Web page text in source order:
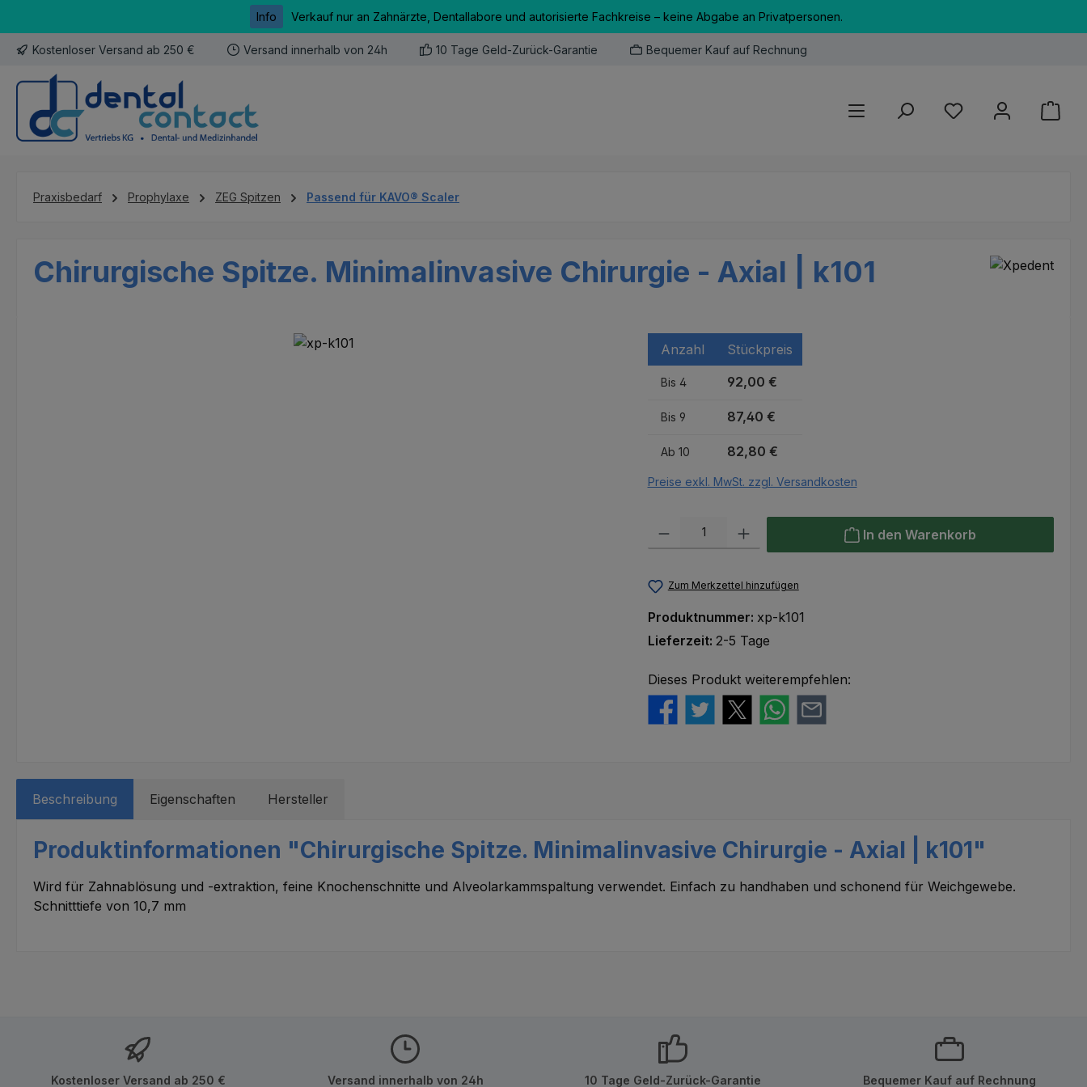
Info Verkauf nur an Zahnärzte, Dentallabore und autorisierte Fachkreise – keine Abgabe an Privatpersonen.
Kostenloser Versand ab 250 € Versand innerhalb von 24h 10 Tage Geld-Zurück-Garantie Bequemer Kauf auf Rechnung
Du hast 0 Produkte
Praxisbedarf Prophylaxe ZEG Spitzen Passend für KAVO® Scaler
Chirurgische Spitze. Minimalinvasive Chirurgie - Axial | k101
Anzahl Stückpreis
Bis 4 92,00 €
Bis 9 87,40 €
Ab 10 82,80 €
Preise exkl. MwSt. zzgl. Versandkosten
Produkt Anzahl: Gib den gewünschten Wert ein oder benutze die Schaltflächen
In den Warenkorb
Zum Merkzettel hinzufügen
Produktnummer: xp-k101
Lieferzeit: 2-5 Tage
Dieses Produkt weiterempfehlen:
Beschreibung Eigenschaften Hersteller
Produktinformationen "Chirurgische Spitze. Minimalinvasive Chirurgie - Axial | k101"
Wird für Zahnablösung und -extraktion, feine Knochenschnitte und Alveolarkammspaltung verwendet. Einfach zu handhaben und schonend für Weichgewebe.
Schnitttiefe von 10,7 mm
Kostenloser Versand ab 250 € Versand innerhalb von 24h 10 Tage Geld-Zurück-Garantie Bequemer Kauf auf Rechnung